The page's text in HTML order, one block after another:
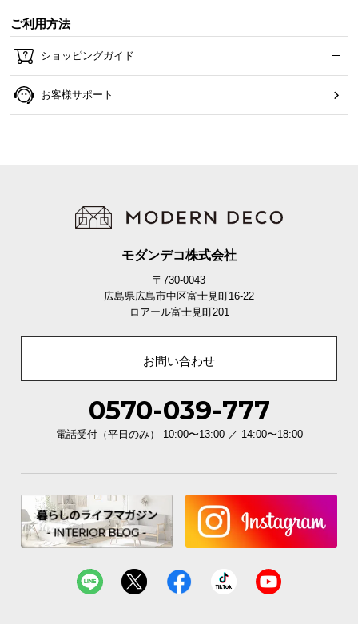
ご利用方法
ショッピングガイド
お客様サポート
モダンデコ株式会社
〒730-0043
広島県広島市中区富士見町16-22
ロアール富士見町201
お問い合わせ
0570-039-777
電話受付（平日のみ） 10:00〜13:00 ／ 14:00〜18:00